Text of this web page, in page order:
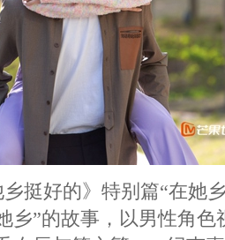
好的》特别篇“在她
乡”的故事，以男性角